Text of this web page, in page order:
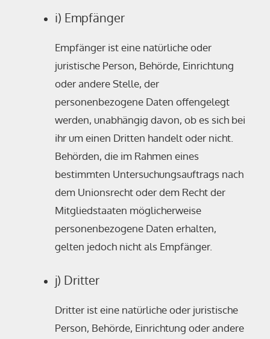
i) Empfänger
Empfänger ist eine natürliche oder
juristische Person, Behörde, Einrichtung
oder andere Stelle, der
personenbezogene Daten offengelegt
werden, unabhängig davon, ob es sich bei
ihr um einen Dritten handelt oder nicht.
Behörden, die im Rahmen eines
bestimmten Untersuchungsauftrags nach
dem Unionsrecht oder dem Recht der
Mitgliedstaaten möglicherweise
personenbezogene Daten erhalten,
gelten jedoch nicht als Empfänger.
j) Dritter
Dritter ist eine natürliche oder juristische
Person, Behörde, Einrichtung oder andere